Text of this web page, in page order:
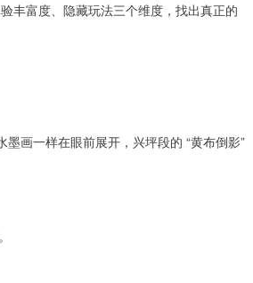
丰富度、隐藏玩法三个维度，找出真正的
画一样在眼前展开，兴坪段的 “黄布倒影”